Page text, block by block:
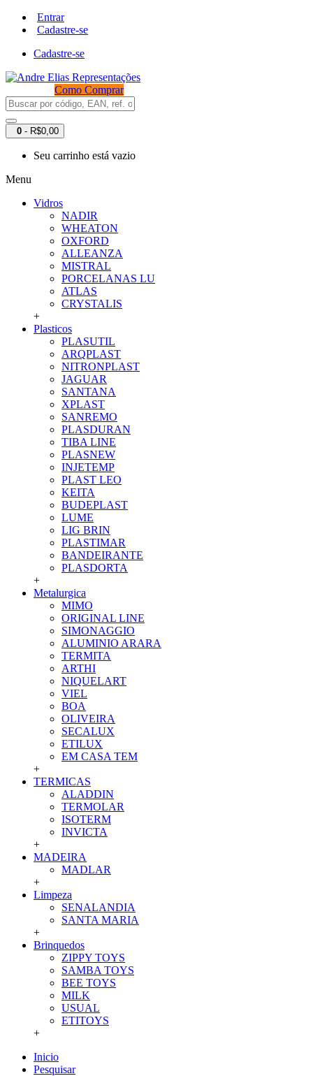
Entrar
Cadastre-se
Cadastre-se
Como Comprar
0 - R$0,00
Seu carrinho está vazio
Menu
Vidros
NADIR
WHEATON
OXFORD
ALLEANZA
MISTRAL
PORCELANAS LU
ATLAS
CRYSTALIS
+
Plasticos
PLASUTIL
ARQPLAST
NITRONPLAST
JAGUAR
SANTANA
XPLAST
SANREMO
PLASDURAN
TIBA LINE
PLASNEW
INJETEMP
PLAST LEO
KEITA
BUDEPLAST
LUME
LIG BRIN
PLASTIMAR
BANDEIRANTE
PLASDORTA
+
Metalurgica
MIMO
ORIGINAL LINE
SIMONAGGIO
ALUMINIO ARARA
TERMITA
ARTHI
NIQUELART
VIEL
BOA
OLIVEIRA
SECALUX
ETILUX
EM CASA TEM
+
TERMICAS
ALADDIN
TERMOLAR
ISOTERM
INVICTA
+
MADEIRA
MADLAR
+
Limpeza
SENALANDIA
SANTA MARIA
+
Brinquedos
ZIPPY TOYS
SAMBA TOYS
BEE TOYS
MILK
USUAL
ETITOYS
+
Inicio
Pesquisar